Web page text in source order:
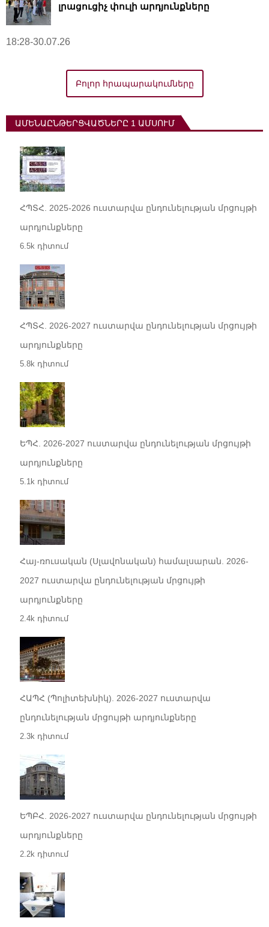
լրացուցիչ փուլի արդյունքները
18:28-30.07.26
Բոլոր հրապարակումները
ԱՄԵՆԱԸՆԹԵՐՑՎԱԾՆԵՐԸ 1 ԱՄՍՈՒՄ
ՀՊՏՀ. 2025-2026 ուստարվա ընդունելության մրցույթի
արդյունքները
6.5k դիտում
ՀՊՏՀ. 2026-2027 ուստարվա ընդունելության մրցույթի
արդյունքները
5.8k դիտում
ԵՊՀ. 2026-2027 ուստարվա ընդունելության մրցույթի
արդյունքները
5.1k դիտում
Հայ-ռուսական (Սլավոնական) համալսարան. 2026-
2027 ուստարվա ընդունելության մրցույթի
արդյունքները
2.4k դիտում
ՀԱՊՀ (Պոլիտեխնիկ). 2026-2027 ուստարվա
ընդունելության մրցույթի արդյունքները
2.3k դիտում
ԵՊԲՀ. 2026-2027 ուստարվա ընդունելության մրցույթի
արդյունքները
2.2k դիտում